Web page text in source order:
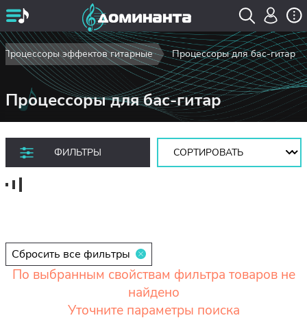
Процессоры эффектов гитарные Процессоры для бас-гитар
Процессоры для бас-гитар
ФИЛЬТРЫ
Сортировать:
Сбросить все фильтры
По выбранным свойствам фильтра товаров не
найдено
Уточните параметры поиска